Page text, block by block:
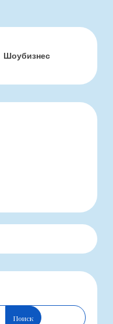
Шоубизнес
Поиск